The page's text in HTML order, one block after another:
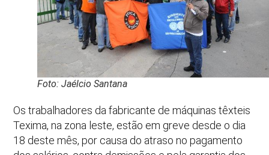
Foto: Jaélcio Santana
Os trabalhadores da fabricante de máquinas têxteis
Texima, na zona leste, estão em greve desde o dia
18 deste mês, por causa do atraso no pagamento